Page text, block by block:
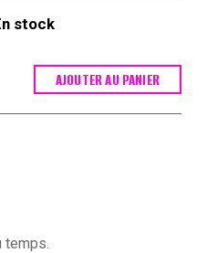
stock
AJOUTER AU PANIER
temps.